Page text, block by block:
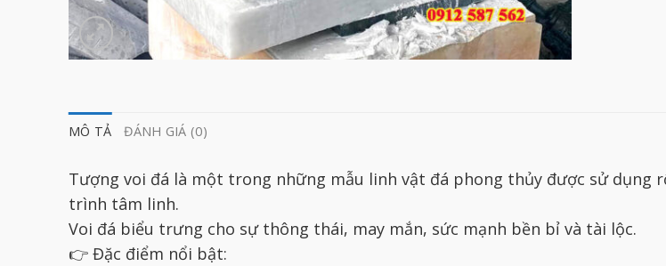
MÔ TẢ ĐÁNH GIÁ (0)
Tượng voi đá là một trong những mẫu linh vật đá phong thủy được sử dụng
trình tâm linh.
Voi đá biểu trưng cho sự thông thái, may mắn, sức mạnh bền bỉ và tài lộc.
👉 Đặc điểm nổi bật: